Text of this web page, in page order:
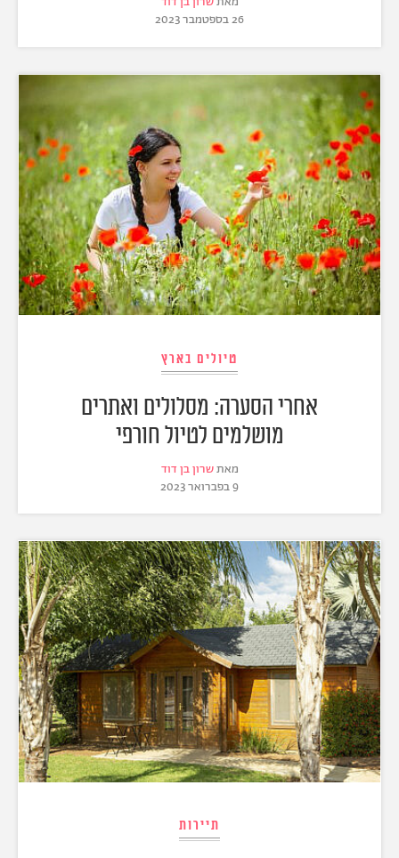
26 בספטמבר 2023
טיולים בארץ
אחרי הסערה: מסלולים ואתרים
מושלמים לטיול חורפי
מאתשרון בן דוד
9 בפברואר 2023
תיירות